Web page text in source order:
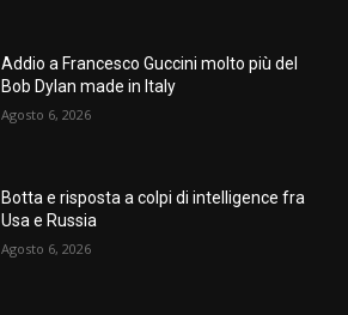
Addio a Francesco Guccini molto più del
Bob Dylan made in Italy
Agosto 6, 2026
Botta e risposta a colpi di intelligence fra
Usa e Russia
Agosto 6, 2026